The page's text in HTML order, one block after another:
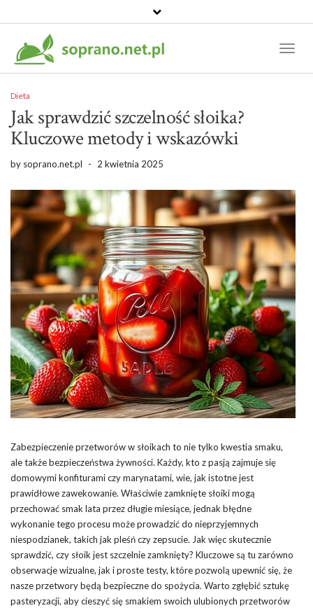
Dieta
Jak sprawdzić szczelność słoika?
Kluczowe metody i wskazówki
by soprano.net.pl - 2 kwietnia 2025
Zabezpieczenie przetworów w słoikach to nie tylko kwestia smaku,
ale także bezpieczeństwa żywności. Każdy, kto z pasją zajmuje się
domowymi konfiturami czy marynatami, wie, jak istotne jest
prawidłowe zawekowanie. Właściwie zamknięte słoiki mogą
przechować smak lata przez długie miesiące, jednak błędne
wykonanie tego procesu może prowadzić do nieprzyjemnych
niespodzianek, takich jak pleśń czy zepsucie. Jak więc skutecznie
sprawdzić, czy słoik jest szczelnie zamknięty? Kluczowe są tu zarówno
obserwacje wizualne, jak i proste testy, które pozwolą upewnić się, że
nasze przetwory będą bezpieczne do spożycia. Warto zgłębić sztukę
pasteryzacji, aby cieszyć się smakiem swoich ulubionych przetworów